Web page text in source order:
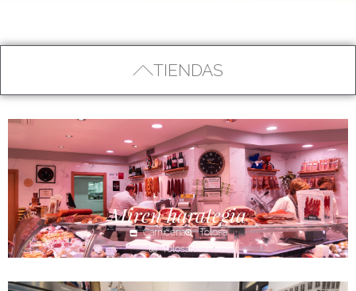
TIENDAS
Miren harategia
Carnicería
Tolosa
Tolosaldea